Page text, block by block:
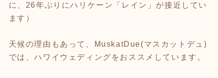
に、26年ぶりにハリケーン「レイン」が接近してい
ます）
天候の理由もあって、MuskatDue(マスカットデュ)
では、ハワイウェディングをおススメしています。